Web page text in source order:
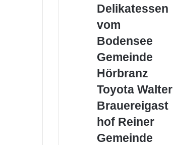
vom
Delikatessen
vom
Bodensee
Gemeinde
Gemeinde
Hörbranz
Toyota
Walter
Toyota Walter
Brauereigasthof
Brauereigast
hof Reiner
Gemeinde
Gemeinde